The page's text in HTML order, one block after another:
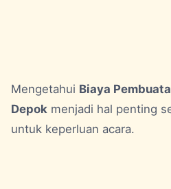
Mengetahui Biaya
Depok menjadi hal penting
untuk keperluan acara.